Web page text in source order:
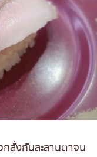
กสั่งกันละลานตาจน